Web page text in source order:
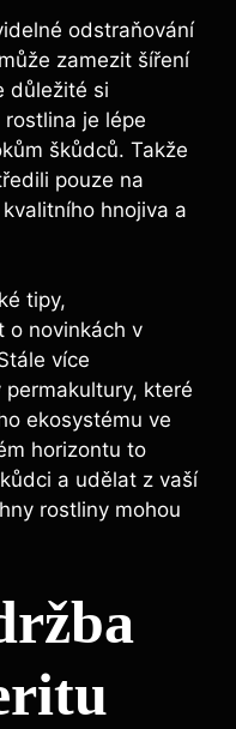
odstraňování
zamezit šíření
důležité si
je lépe
škůdců. Takže
pouze na
hnojiva a
tipy,
o novinkách v
více
které
ekosystému ve
horizontu to
a udělat z vaší
rostliny mohou